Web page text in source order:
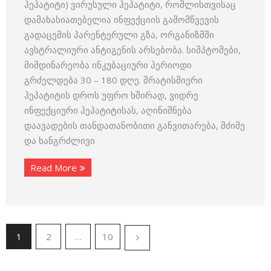
ჰეპატიტი) ვირუსული ჰეპატიტი, რომლისთვისაც
დამახასიათებელია ინფექციის გამომწვევის
გადაცემის პარენტერული გზა, ორგანიზმში
ავსტრალიური ანტიგენის არსებობა. სიმპტომები,
მიმდინარეობა ინკუბაციური პერიოდი
გრძელდება 30 – 180 დღე. შრატისმიერი
ჰეპატიტის დროს უფრო ხშირად, ვიდრე
ინფექციური ჰეპატიტისას, აღინიშნება
დაავადების თანდათანობითი განვითარება, მძიმე
და ხანგრძლივი
Read More
1 2 … 10